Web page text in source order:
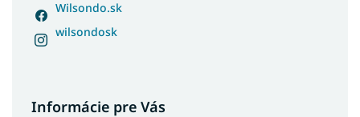
Lacné čalúnené manželské postele
Lacné manželské postele s úložným priestorom
Wilsondo.sk
wilsondosk
Informácie pre Vás